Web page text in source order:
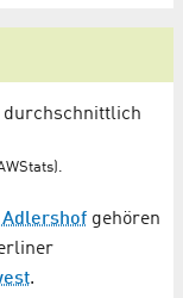
durchschnittlich
Adlershof gehören
.